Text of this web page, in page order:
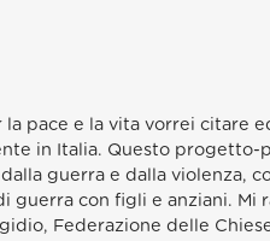
pace e la vita vorrei citare
in Italia. Questo progetto-
guerra e dalla violenza,
guerra con figli e anziani. Mi
Federazione delle